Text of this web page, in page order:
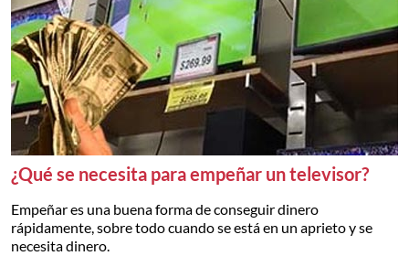
¿Qué se necesita para empeñar un televisor?
Empeñar es una buena forma de conseguir dinero
rápidamente, sobre todo cuando se está en un aprieto y se
necesita dinero.